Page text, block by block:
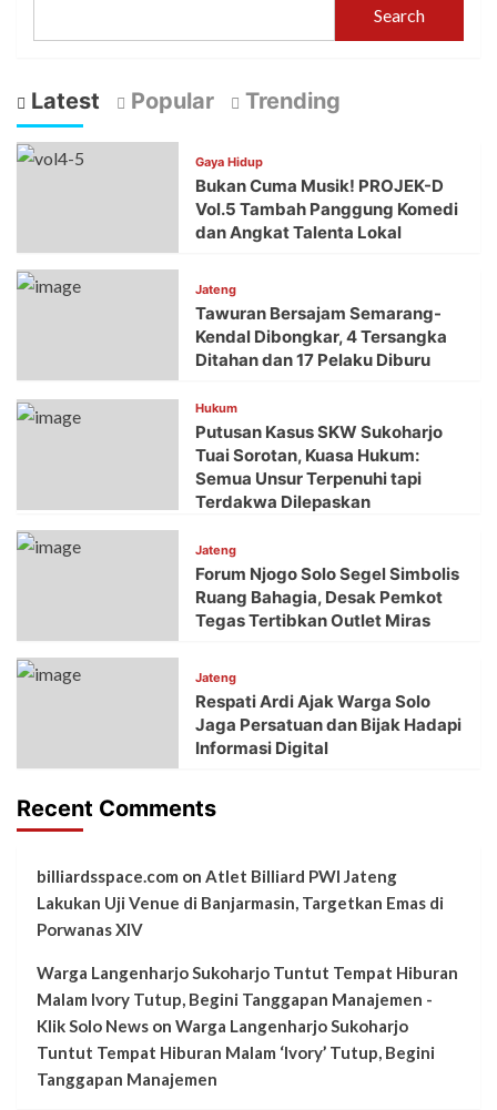
Search
Latest Popular Trending
Gaya Hidup
Bukan Cuma Musik! PROJEK-D
Vol.5 Tambah Panggung Komedi
dan Angkat Talenta Lokal
Jateng
Tawuran Bersajam Semarang-
Kendal Dibongkar, 4 Tersangka
Ditahan dan 17 Pelaku Diburu
Hukum
Putusan Kasus SKW Sukoharjo
Tuai Sorotan, Kuasa Hukum:
Semua Unsur Terpenuhi tapi
Terdakwa Dilepaskan
Jateng
Forum Njogo Solo Segel Simbolis
Ruang Bahagia, Desak Pemkot
Tegas Tertibkan Outlet Miras
Jateng
Respati Ardi Ajak Warga Solo
Jaga Persatuan dan Bijak Hadapi
Informasi Digital
Recent Comments
billiardsspace.com on Atlet Billiard PWI Jateng
Lakukan Uji Venue di Banjarmasin, Targetkan Emas di
Porwanas XIV
Warga Langenharjo Sukoharjo Tuntut Tempat Hiburan
Malam Ivory Tutup, Begini Tanggapan Manajemen -
Klik Solo News on Warga Langenharjo Sukoharjo
Tuntut Tempat Hiburan Malam ‘Ivory’ Tutup, Begini
Tanggapan Manajemen